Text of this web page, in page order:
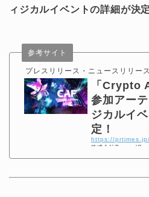
ィジカルイベントの詳細が決定
プレスリリース・ニュースリリー
参考サイト
「Crypto
参加アー
ジカルイ
定！
株式会社
8日 14時20分）の参